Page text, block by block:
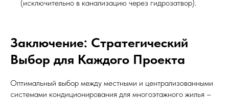
(исключительно в канализацию через гидрозатвор).
Заключение: Стратегический
Выбор для Каждого Проекта
Оптимальный выбор между местными и централизованными
системами кондиционирования для многоэтажного жилья –